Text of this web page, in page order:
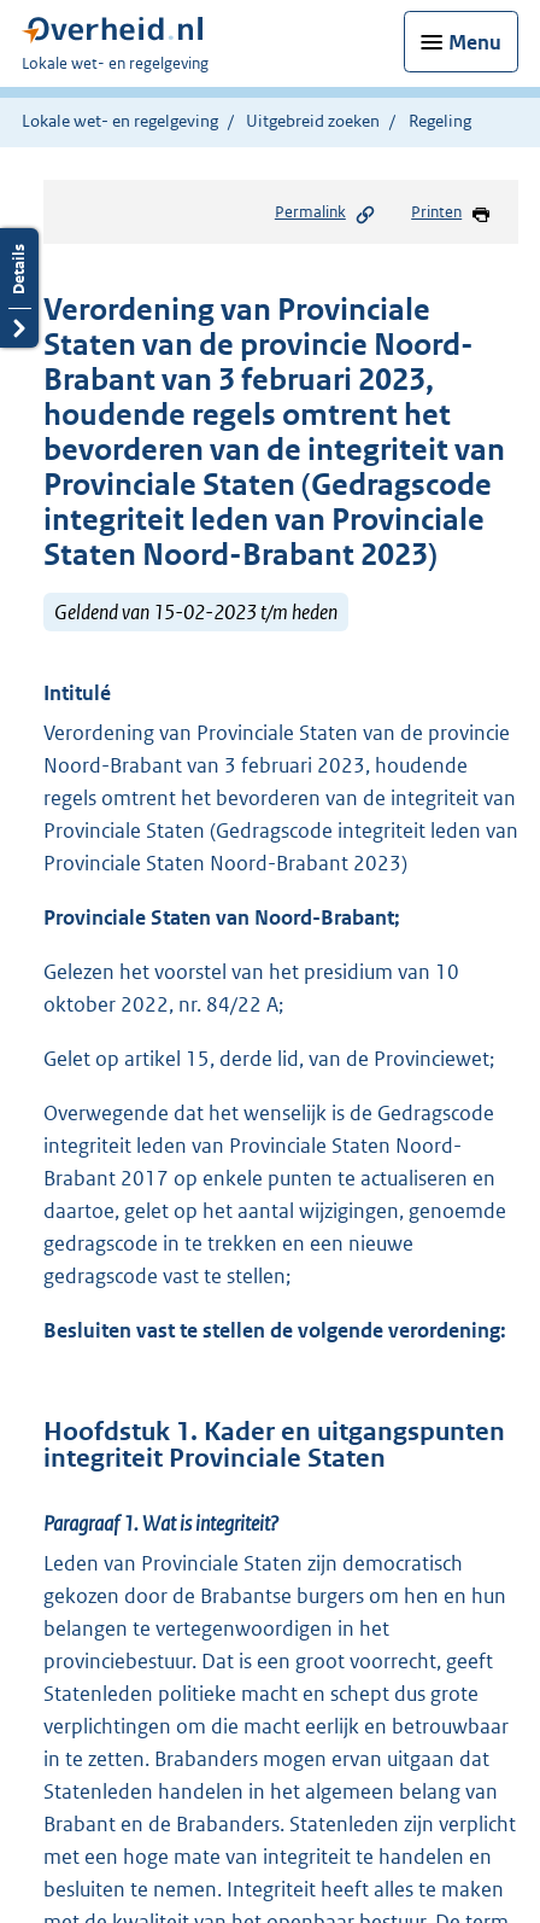
Menu
U
bent
hier:
Lokale wet- en regelgeving
Lokale wet- en regelgeving Uitgebreid zoeken Regeling
Permalink Printen
Verordening van Provinciale
Staten van de provincie Noord-
Brabant van 3 februari 2023,
houdende regels omtrent het
bevorderen van de integriteit van
Provinciale Staten (Gedragscode
integriteit leden van Provinciale
Staten Noord-Brabant 2023)
Geldend van 15-02-2023 t/m heden
Intitulé
Verordening van Provinciale Staten van de provincie
Noord-Brabant van 3 februari 2023, houdende
regels omtrent het bevorderen van de integriteit van
Provinciale Staten (Gedragscode integriteit leden van
Provinciale Staten Noord-Brabant 2023)
Provinciale Staten van Noord-Brabant;
Gelezen het voorstel van het presidium van 10
oktober 2022, nr. 84/22 A;
Gelet op artikel 15, derde lid, van de Provinciewet;
Overwegende dat het wenselijk is de Gedragscode
integriteit leden van Provinciale Staten Noord-
Brabant 2017 op enkele punten te actualiseren en
daartoe, gelet op het aantal wijzigingen, genoemde
gedragscode in te trekken en een nieuwe
gedragscode vast te stellen;
Besluiten vast te stellen de volgende verordening:
Hoofdstuk 1. Kader en uitgangspunten
integriteit Provinciale Staten
Paragraaf 1.Wat is integriteit?
Leden van Provinciale Staten zijn democratisch
gekozen door de Brabantse burgers om hen en hun
belangen te vertegenwoordigen in het
provinciebestuur. Dat is een groot voorrecht, geeft
Statenleden politieke macht en schept dus grote
verplichtingen om die macht eerlijk en betrouwbaar
in te zetten. Brabanders mogen ervan uitgaan dat
Statenleden handelen in het algemeen belang van
Brabant en de Brabanders. Statenleden zijn verplicht
met een hoge mate van integriteit te handelen en
besluiten te nemen. Integriteit heeft alles te maken